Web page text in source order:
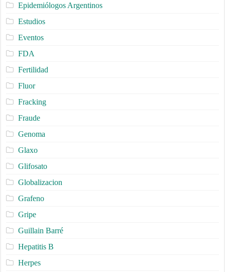
Epidemiólogos Argentinos
Estudios
Eventos
FDA
Fertilidad
Fluor
Fracking
Fraude
Genoma
Glaxo
Glifosato
Globalizacion
Grafeno
Gripe
Guillain Barré
Hepatitis B
Herpes